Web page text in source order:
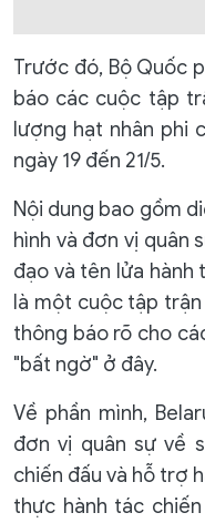
Trước đó, Bộ Quốc
báo các cuộc tập
lượng hạt nhân
ngày 19 đến 21/5.
Nội dung bao gồm
hình và đơn vị quân
đạo và tên lửa
là một cuộc tập
thông báo rõ cho
"bất ngờ" ở đây.
Về phần mình,
đơn vị quân sự về
chiến đấu và hỗ trợ
thực hành tác